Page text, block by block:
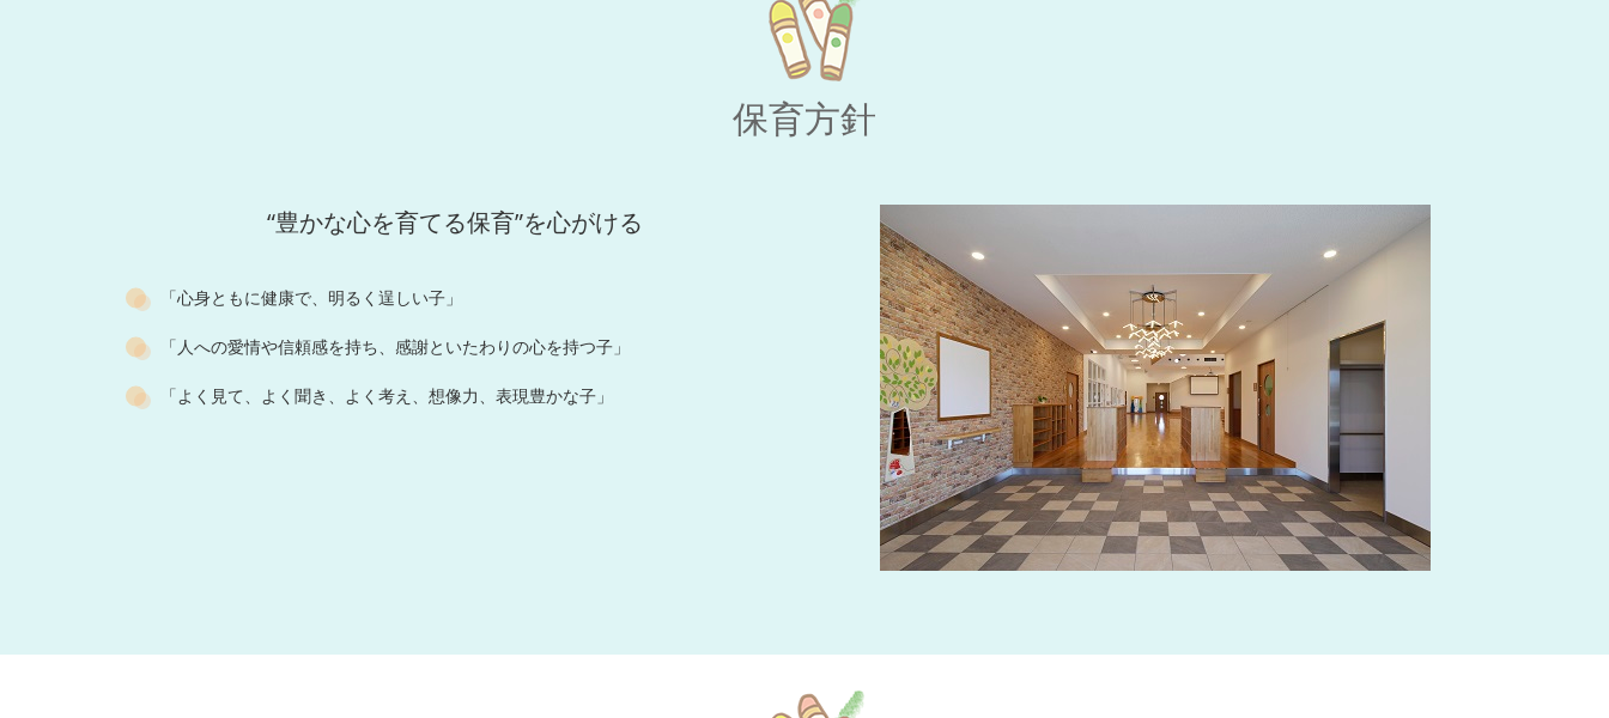
保育方針
“豊かな心を育てる保育”を心がける
「心身ともに健康で、明るく逞しい子」
「人への愛情や信頼感を持ち、感謝といたわりの心を持つ子」
「よく見て、よく聞き、よく考え、想像力、表現豊かな子」